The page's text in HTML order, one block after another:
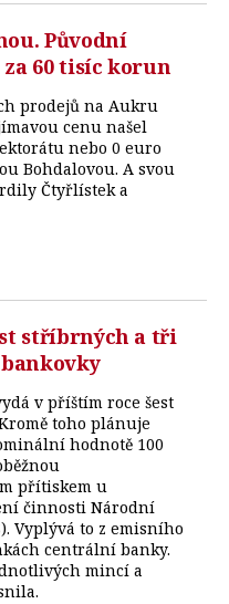
Původní
60 tisíc korun
prodejů na Aukru
cenu našel
nebo 0 euro
Bohdalovou. A svou
Čtyřlístek a
stříbrných a tři
v příštím roce šest
toho plánuje
hodnotě 100
přítiskem u
činnosti Národní
Vyplývá to z emisního
centrální banky.
mincí a